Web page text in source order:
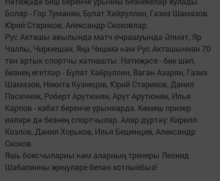
Болар - Гор Туманян, Булат Хәйруллин, Газиз Шамазов,
Юрий Стариков, Александр Скоковлар.
Рус Акташы авылында матч очрашуында Әлмәт, Яр
Чаллы, Чирмешән, Яңа Чишмә һәм Рус Акташыннан 70
тән артык спортчы катнашты. Нәтиҗәсе - бик шәп,
безнең егетләр - Булат Хәйруллин, Ваган Азарян, Газиз
Шамазов, Никита Кузнецов, Юрий Стариков, Данил
Пасичник, Роберт Арутюнян, Арут Арутюнян, Илья
Карпов - кабат беренче урыннарда. Көмеш призер
ияләре дә безнең спортчылар. Алар дүртәү: Кирилл
Козлов, Данил Хорьков, Илья Бешенцев, Александр
Скоков.
Яшь боксчыларны һәм аларның тренеры Леонид
Шабалинны җиңүләре белән котлыйбыз!